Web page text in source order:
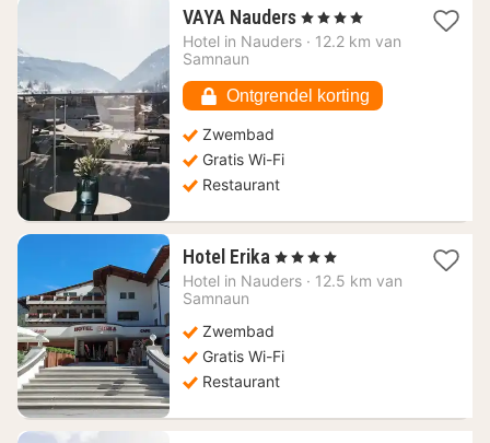
VAYA Nauders 1
nacht
€
, 4 Sterren
Hotel in Nauders · 12.2 km van
Samnaun
Ontgrendel korting
Zwembad
Gratis Wi-Fi
Restaurant
Hotel Erika 1
nacht
€
, 4 Sterren
Hotel in Nauders · 12.5 km van
Samnaun
Zwembad
Gratis Wi-Fi
Restaurant